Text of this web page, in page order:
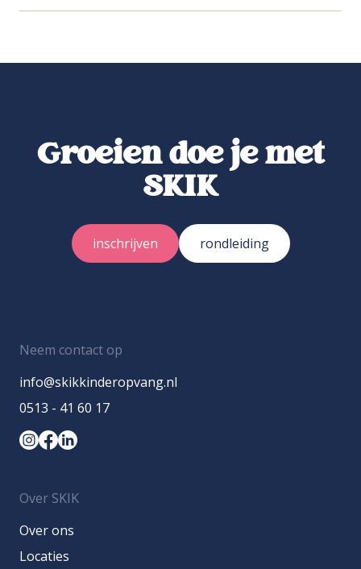
Groeien doe je met
SKIK
inschrijven rondleiding
Neem contact op
info@skikkinderopvang.nl
0513 - 41 60 17
Over SKIK
Over ons
Locaties